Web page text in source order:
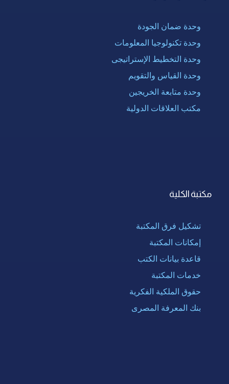
وحدة ضمان الجودة
وحدة تكنولوجيا المعلومات
وحدة التخطيط الإستراتيجى
وحدة القياس والتقويم
وحدة متابعة الخريجين
مكتب العلاقات الدولية
مكتبة الكلية
تشكيل فرق المكتبة
إمكانات المكتبة
قاعدة بيانات الكتب
خدمات المكتبة
حقوق الملكية الفكرية
بنك المعرفة المصرى